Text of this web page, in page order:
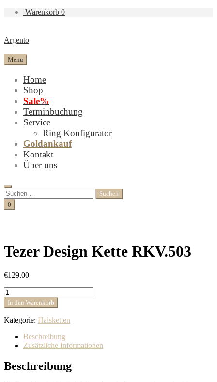
Warenkorb 0
Argento
Menu
Home
Shop
Sale%
Terminbuchung
Service
Ring Konfigurator
Goldankauf
Kontakt
Über uns
Search
Suchen
nach:
Cart
0
Tezer Design Kette RKV.503
€129,00
Tezer
Design
Kette
RKV.503
Menge
In den Warenkorb
Kategorie: Halsketten
Beschreibung
Zusätzliche Informationen
Beschreibung